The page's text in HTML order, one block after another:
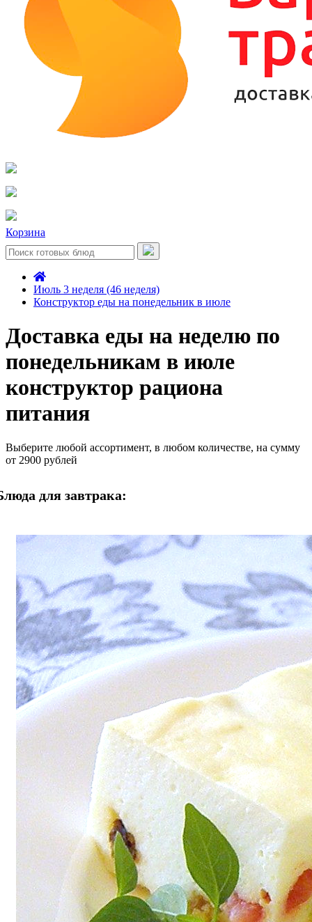
Корзина
Июль 3 неделя (46 неделя)
Конструктор еды на понедельник в июле
Доставка еды на неделю по
понедельникам в июле
конструктор рациона
питания
Выберите любой ассортимент, в любом количестве, на сумму
от 2900 рублей
для завтрака: